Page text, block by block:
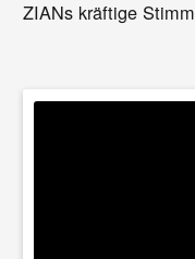
ZIANs kräftige